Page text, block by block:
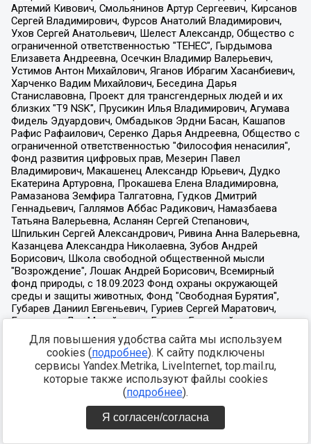
Для повышения удобства сайта мы используем
cookies (подробнее). К сайту подключены
сервисы Yandex.Metrika, LiveInternet, top.mail.ru,
которые также используют файлы cookies
(подробнее).
Я согласен/согласна